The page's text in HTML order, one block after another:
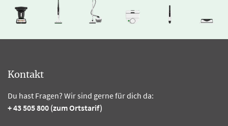
Kontakt
Du hast Fragen? Wir sind gerne für dich da:
+ 43 505 800 (zum Ortstarif)